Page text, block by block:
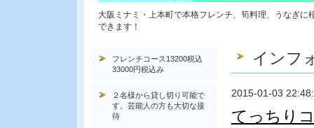
大阪ミナミ・上本町で本格フレンチ、筍料理、うなぎ
できます！
インフ
2015-01-03
てっちり
フレンチコース13200税込
33000円税込み
２名様から貸し切り可能で
す。芸能人の方も大切な接
待